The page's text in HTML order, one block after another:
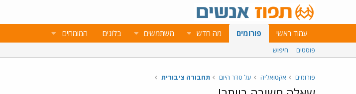
עמוד ראשי פורומים מה חדש משתמשים בלוגים המומחים
פוסטים חיפוש
פורומים אקטואליה על סדר היום תחבורה ציבורית